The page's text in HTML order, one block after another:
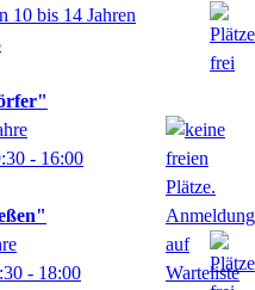
10 bis 14 Jahren
- 16:00
- 18:00